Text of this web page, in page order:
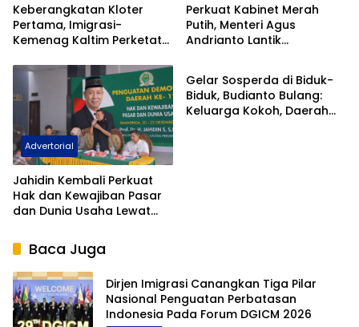
Keberangkatan Kloter
Pertama, Imigrasi-
Kemenag Kaltim Perketat
Perkuat Kabinet Merah
Putih, Menteri Agus
Andrianto Lantik
Advertorial
Jahidin Kembali Perkuat
Hak dan Kewajiban Pasar
dan Dunia Usaha Lewat
Advertorial
Gelar Sosperda di Biduk-
Biduk, Budianto Bulang:
Keluarga Kokoh, Daerah
Baca Juga
Dirjen Imigrasi Canangkan Tiga Pilar
Nasional Penguatan Perbatasan
Indonesia Pada Forum DGICM 2026